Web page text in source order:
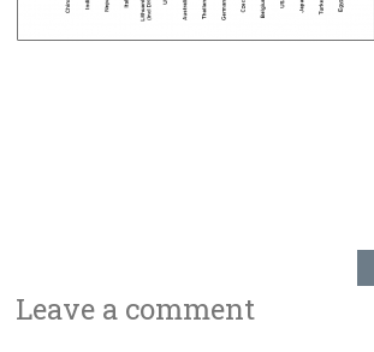
Leave a comment